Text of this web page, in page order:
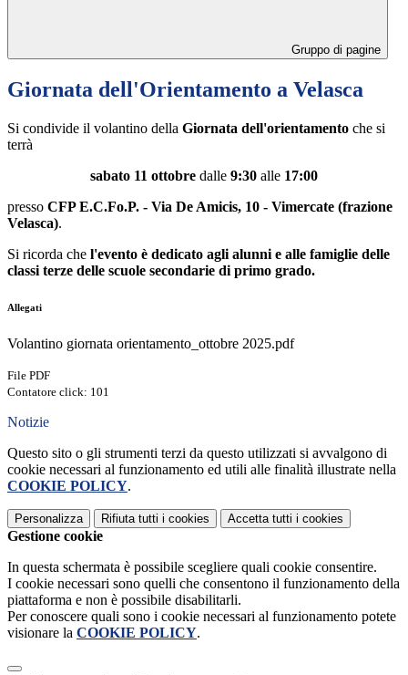
Gruppo di pagine
Giornata dell'Orientamento a Velasca
Si condivide il volantino della Giornata dell'orientamento che si
terrà
sabato 11 ottobre dalle 9:30 alle 17:00
presso CFP E.C.Fo.P. - Via De Amicis, 10 - Vimercate (frazione
Velasca).
Si ricorda che l'evento è dedicato agli alunni e alle famiglie delle
classi terze delle scuole secondarie di primo grado.
Allegati
Volantino giornata orientamento_ottobre 2025.pdf
File PDF
Contatore click: 101
Notizie
Questo sito o gli strumenti terzi da questo utilizzati si avvalgono di
cookie necessari al funzionamento ed utili alle finalità illustrate nella
COOKIE POLICY.
Personalizza Rifiuta tutti i cookies Accetta tutti i cookies
Gestione cookie
In questa schermata è possibile scegliere quali cookie consentire.
I cookie necessari sono quelli che consentono il funzionamento della
piattaforma e non è possibile disabilitarli.
Per conoscere quali sono i cookie necessari al funzionamento potete
visionare la COOKIE POLICY.